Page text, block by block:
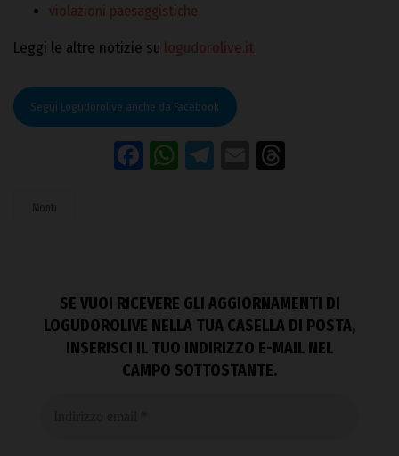
violazioni paesaggistiche
Leggi le altre notizie su logudorolive.it
Segui Logudorolive anche da Facebook
Facebook
WhatsApp
Telegram
Email
Monti
SE VUOI RICEVERE GLI AGGIORNAMENTI DI
LOGUDOROLIVE NELLA TUA CASELLA DI POSTA,
INSERISCI IL TUO INDIRIZZO E-MAIL NEL
CAMPO SOTTOSTANTE.